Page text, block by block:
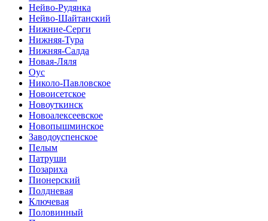
Нейво-Рудянка
Нейво-Шайтанский
Нижние-Серги
Нижняя-Тура
Нижняя-Салда
Новая-Ляля
Оус
Николо-Павловское
Новоисетское
Новоуткинск
Новоалексеевское
Новопышминское
Заводоуспенское
Пелым
Патруши
Позариха
Пионерский
Полдневая
Ключевая
Половинный